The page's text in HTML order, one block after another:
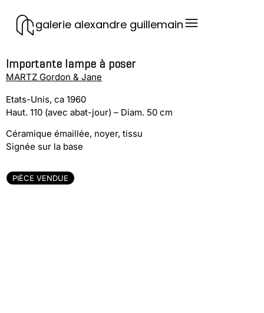
galerie alexandre guillemain
Importante lampe à poser
MARTZ Gordon & Jane
Etats-Unis, ca 1960
Haut. 110 (avec abat-jour) – Diam. 50 cm
Céramique émaillée, noyer, tissu
Signée sur la base
PIÈCE VENDUE